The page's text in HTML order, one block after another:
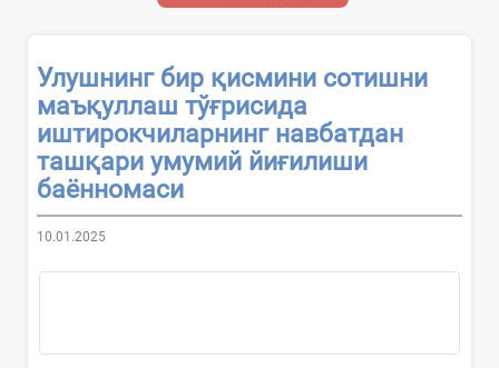
Улушнинг бир қисмини сотишни
маъқуллаш тўғрисида
иштирокчиларнинг навбатдан
ташқари умумий йиғилиши
баённомаси
10.01.2025